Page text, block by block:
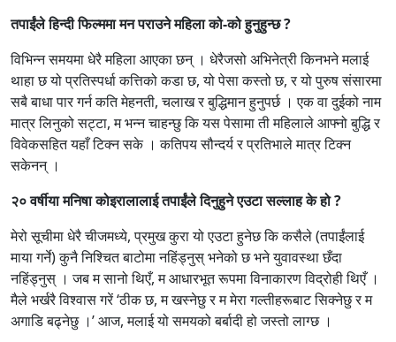
तपाईंले हिन्दी फिल्ममा मन पराउने महिला को-को हुनुहुन्छ ?
विभिन्न समयमा धेरै महिला आएका छन् । धेरैजसो अभिनेत्री किनभने मलाई
थाहा छ यो प्रतिस्पर्धा कत्तिको कडा छ, यो पेसा कस्तो छ, र यो पुरुष संसारमा
सबै बाधा पार गर्न कति मेहनती, चलाख र बुद्धिमान हुनुपर्छ । एक वा दुईको नाम
मात्र लिनुको सट्टा, म भन्न चाहन्छु कि यस पेसामा ती महिलाले आफ्नो बुद्धि र
विवेकसहित यहाँ टिक्न सके । कतिपय सौन्दर्य र प्रतिभाले मात्र टिक्न
सकेनन् ।
२० वर्षीया मनिषा कोइरालालाई तपाईंले दिनुहुने एउटा सल्लाह के हो ?
मेरो सूचीमा धेरै चीजमध्ये, प्रमुख कुरा यो एउटा हुनेछ कि कसैले (तपाईंलाई
माया गर्ने) कुनै निश्चित बाटोमा नहिंड्नुस् भनेको छ भने युवावस्था छँदा
नहिंड्नुस् । जब म सानो थिएँ, म आधारभूत रूपमा विनाकारण विद्रोही थिएँ ।
मैले भर्खरै विश्वास गरें ‘ठीक छ, म खस्नेछु र म मेरा गल्तीहरूबाट सिक्नेछु र म
अगाडि बढ्नेछु ।’ आज, मलाई यो समयको बर्बादी हो जस्तो लाग्छ ।